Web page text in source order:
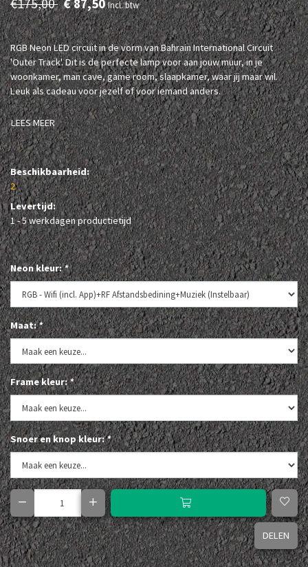
Incl. btw
RGB Neon LED circuit in de vorm van Bahrain International Circuit
'Outer Track'. Dit is de perfecte lamp voor aan jouw muur, in je
woonkamer, man cave, game room, slaapkamer, waar jij maar wil.
Leuk als cadeau voor jezelf of voor iemand anders.
LEES MEER
Beschikbaarheid:
2
Levertijd:
1 - 5 werkdagen productietijd
Neon kleur:*
Maat:*
Frame kleur:*
Snoer en knop kleur:*
DELEN